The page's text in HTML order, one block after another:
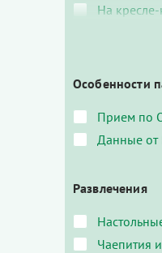
На
Особенности
Прием по
Данные от
Развлечения
Чаепития